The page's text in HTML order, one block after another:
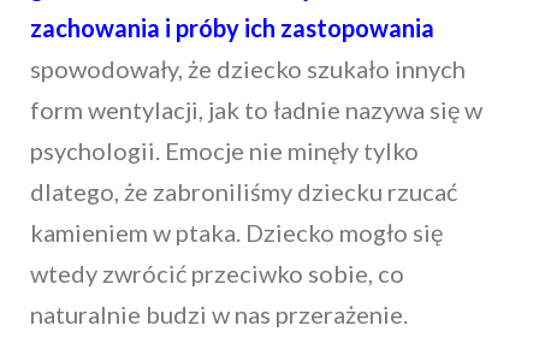
zachowania i próby ich zastopowania
spowodowały, że dziecko szukało innych
form wentylacji, jak to ładnie nazywa się w
psychologii. Emocje nie minęły tylko
dlatego, że zabroniliśmy dziecku rzucać
kamieniem w ptaka. Dziecko mogło się
wtedy zwrócić przeciwko sobie, co
naturalnie budzi w nas przerażenie.